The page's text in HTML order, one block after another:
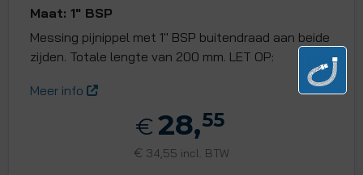
Maat: 1" BSP
Messing pijnippel met 1" BSP buitendraad aan beide
zijden. Totale lengte van 200 mm. LET OP:
Meer info
€ 28,55
€ 34,55 incl. BTW